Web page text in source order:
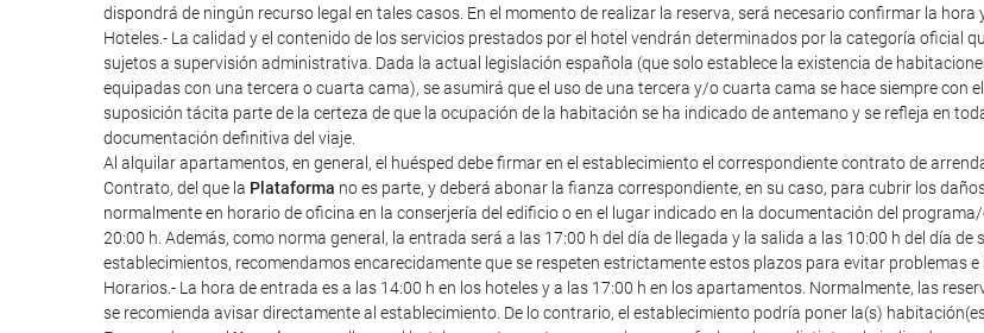
dispondrá de ningún recurso legal en tales casos. En el momento de realizar la reserva, será necesario confirmar la hora
Hoteles.- La calidad y el contenido de los servicios prestados por el hotel vendrán determinados por la categoría oficial
sujetos a supervisión administrativa. Dada la actual legislación española (que solo establece la existencia de
equipadas con una tercera o cuarta cama), se asumirá que el uso de una tercera y/o cuarta cama se hace siempre con
suposición tácita parte de la certeza de que la ocupación de la habitación se ha indicado de antemano y se refleja en
documentación definitiva del viaje.
Al alquilar apartamentos, en general, el huésped debe firmar en el establecimiento el correspondiente contrato de
Contrato, del que la Plataforma no es parte, y deberá abonar la fianza correspondiente, en su caso, para cubrir los
normalmente en horario de oficina en la conserjería del edificio o en el lugar indicado en la documentación del
20:00 h. Además, como norma general, la entrada será a las 17:00 h del día de llegada y la salida a las 10:00 h del día
establecimientos, recomendamos encarecidamente que se respeten estrictamente estos plazos para evitar problemas
Horarios.- La hora de entrada es a las 14:00 h en los hoteles y a las 17:00 h en los apartamentos. Normalmente, las
se recomienda avisar directamente al establecimiento. De lo contrario, el establecimiento podría poner la(s)